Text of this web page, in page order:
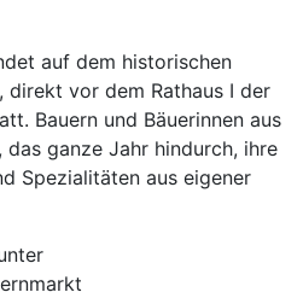
auf dem historischen
vor dem Rathaus I der
Bauern und Bäuerinnen aus
ganze Jahr hindurch, ihre
Spezialitäten aus eigener